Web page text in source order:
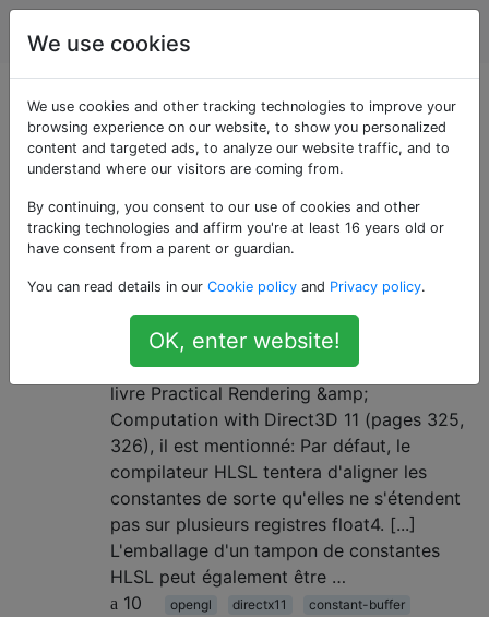
Infographie
Questions marquées
«uniform-buffer-
object»
important?
Dans la section 6.4 Constant Buffers du
livre Practical Rendering &amp;
Computation with Direct3D 11 (pages 325,
326), il est mentionné: Par défaut, le
compilateur HLSL tentera d'aligner les
constantes de sorte qu'elles ne s'étendent
pas sur plusieurs registres float4. [...]
L'emballage d'un tampon de constantes
HLSL peut également être …
10
opengl directx11
constant-buffer
We use cookies
We use cookies and other tracking technologies to improve your
browsing experience on our website, to show you personalized
content and targeted ads, to analyze our website traffic, and to
understand where our visitors are coming from.
By continuing, you consent to our use of cookies and other
tracking technologies and affirm you're at least 16 years old or
have consent from a parent or guardian.
You can read details in our Cookie policy and Privacy policy.
OK, enter website!